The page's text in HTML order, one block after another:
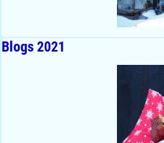
Blogs 2021